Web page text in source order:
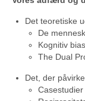
Det teoretiske
De
Kognitiv bias
The Dual
Det, der
Casestudier